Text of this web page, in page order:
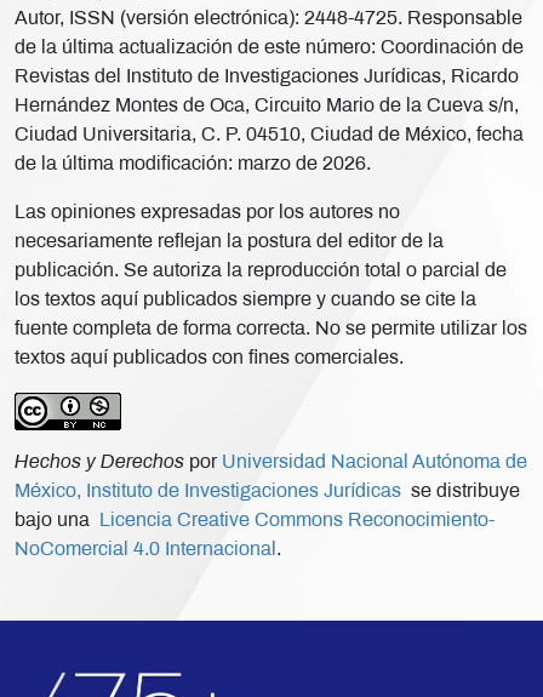
Autor, ISSN (versión electrónica): 2448-4725. Responsable
de la última actualización de este número: Coordinación de
Revistas del Instituto de Investigaciones Jurídicas, Ricardo
Hernández Montes de Oca, Circuito Mario de la Cueva s/n,
Ciudad Universitaria, C. P. 04510, Ciudad de México, fecha
de la última modificación: marzo de 2026.
Las opiniones expresadas por los autores no
necesariamente reflejan la postura del editor de la
publicación. Se autoriza la reproducción total o parcial de
los textos aquí publicados siempre y cuando se cite la
fuente completa de forma correcta. No se permite utilizar los
textos aquí publicados con fines comerciales.
Hechos y Derechos por Universidad Nacional Autónoma de
México, Instituto de Investigaciones Jurídicas se distribuye
bajo una
Licencia Creative Commons Reconocimiento-
NoComercial 4.0 Internacional .